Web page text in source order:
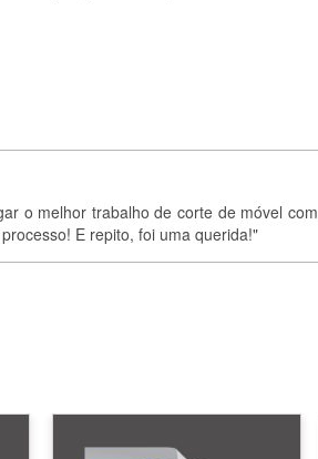
o melhor trabalho de corte de móvel com
E repito, foi uma querida!"